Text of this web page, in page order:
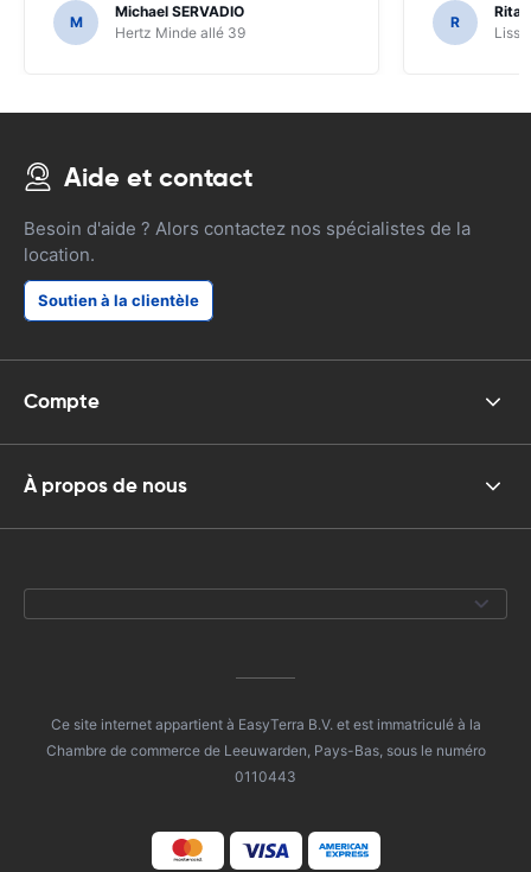
M
Michael SERVADIO
Hertz Minde allé 39
R
Rita
Aide et contact
Besoin d'aide ? Alors contactez nos spécialistes de la
location.
Soutien à la clientèle
Compte
À propos de nous
Ce site internet appartient à EasyTerra B.V. et est immatriculé à la
Chambre de commerce de Leeuwarden, Pays-Bas, sous le numéro
0110443